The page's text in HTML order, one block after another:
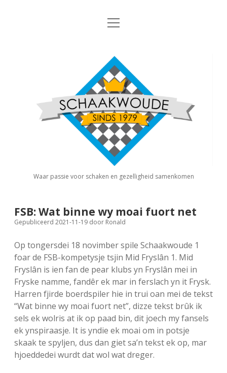
Nieuws
Algemene Informatie
Privacy Statement
Interne Competitie
dropdown
menu
Competitiereglement
Externe Competitie open
KNSB: Schaakwoude I
KNSB: Schaakwoude II
FSB: Schaakwoude I
FSB: Schaakwoude II
FSB: Schaakwoude III
Jeugdschaken
Eregalerij
Agenda
Koppelingen
Sponsoren
facebookinstagram
open
Schaakvereniging
Schaakwoude
Waar passie voor schaken en gezelligheid samenkomen
FSB: Wat binne wy moai fuort net
Gepubliceerd 2021-11-19 door Ronald
Op tongersdei 18 novimber spile Schaakwoude 1
foar de FSB-kompetysje tsjin Mid Fryslân 1. Mid
Fryslân is ien fan de pear klubs yn Fryslân mei in
Fryske namme, fandêr ek mar in ferslach yn it Frysk.
Harren fjirde boerdspiler hie in trui oan mei de tekst
“Wat binne wy moai fuort net”, dizze tekst brûk ik
sels ek wolris at ik op paad bin, dit joech my fansels
ek ynspiraasje. It is yndie ek moai om in potsje
skaak te spyljen, dus dan giet sa’n tekst ek op, mar
hjoeddedei wurdt dat wol wat dreger.